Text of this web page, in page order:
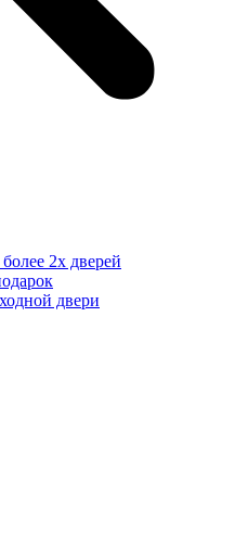
2х дверей
двери